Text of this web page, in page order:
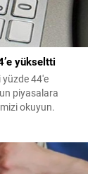
yükseltti
yüzde 44'e
piyasalara
okuyun.